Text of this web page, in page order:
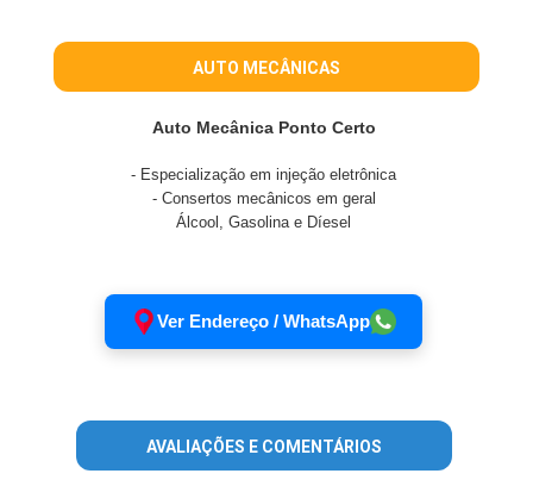
AUTO MECÂNICAS
Auto Mecânica Ponto Certo
- Especialização em injeção eletrônica
- Consertos mecânicos em geral
Álcool, Gasolina e Díesel
Ver Endereço / WhatsApp
AVALIAÇÕES E COMENTÁRIOS